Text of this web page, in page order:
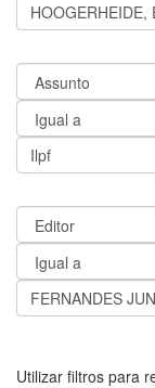
Utilizar filtros para